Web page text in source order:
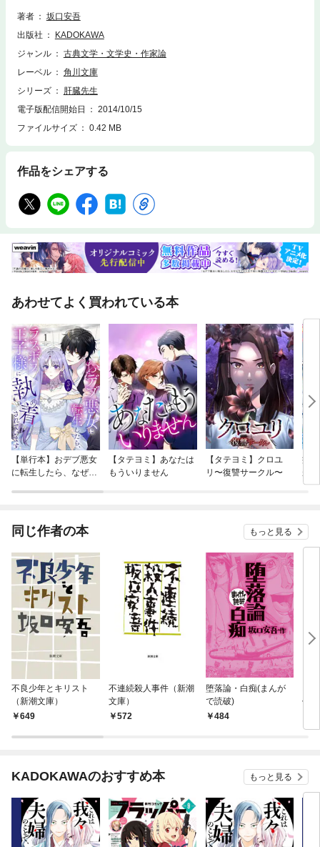
間像を描き出した感動の表題作のほか、「魔の退屈」「私は海をだきしめ
著者
坂口安吾
出版社
KADOKAWA
ジャンル
古典文学・文学史・作家論
レーベル
角川文庫
シリーズ
肝臓先生
電子版配信開始日
2014/10/15
ファイルサイズ
0.42 MB
作品をシェアする
あわせてよく買われている本
【単行本】おデブ悪女
に転生したら、なぜか
【タテヨミ】あなたは
もういりません
【タテヨミ】クロユ
リ〜復讐サークル〜
病
が
ぎ
同じ作者の本 もっと見る
不良少年とキリスト
（新潮文庫）
649
不連続殺人事件（新潮
文庫）
572
堕落論・白痴(まんが
で読破)
484
作
KADOKAWAのおすすめ本 もっと見る